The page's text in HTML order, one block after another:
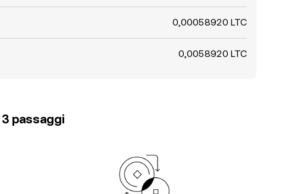
0,00058920 LTC
0,0058920 LTC
passaggi